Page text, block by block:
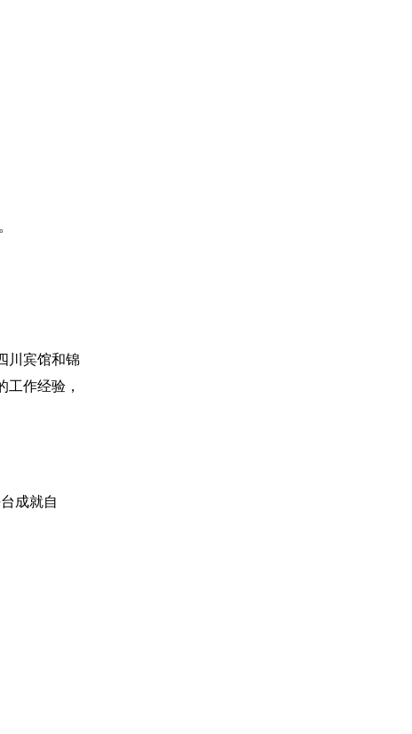
川宾馆和锦
作经验，
成就自